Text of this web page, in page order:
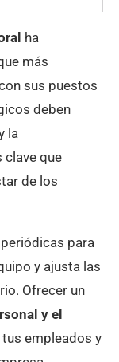
ha
más
sus puestos
deben
la
clave que
de los
para
y ajusta las
Ofrecer un
y el
empleados y